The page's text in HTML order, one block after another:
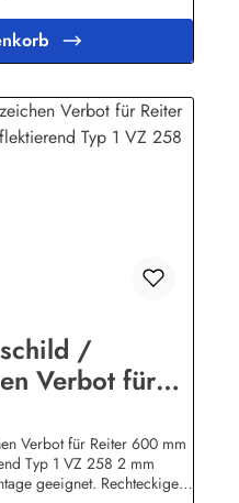
- Aluminium - Bleches
für die Pfostenmontage
erstklassige Verarbeitung
GmbH & Co. KGNeuer Weg
klar.de
/
Verbot für
1 VZ 258
Verbot für Reiter 600 mm
Typ 1 VZ 258 2 mm
geeignet. Rechteckige